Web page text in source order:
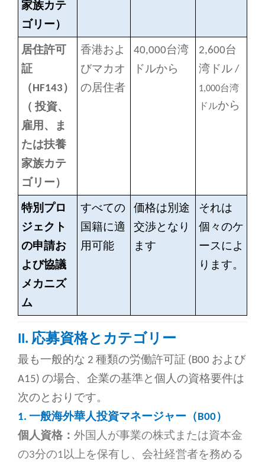
家族カテ
ゴリー）
居住許可
証
（HF143）
（ 投資、
雇用、ま
たは扶養
家族カテ
ゴリー）
香港およ
びマカオ
の居住者
40,000台湾
ドルから
2,600台
湾ドル /
1,000台湾
ドルから
特別プロ
ジェクト
の申請お
よび協議
メカニズ
ム
すべての
国籍に適
用可能
価格は別途
交渉となり
ます
それは
個々のケ
ースによ
ります。
II. 応募資格とカテゴリー
最も一般的な 2 種類の労働許可証 (B00 および
A15) の場合、企業の基準と個人の資格要件は
次のとおりです。
1. 一般海外華人投資マネージャー（B00）
個人資格： 外国人が事業の株式または資本金
の3分の1以上を保有し、会社経営者を務める